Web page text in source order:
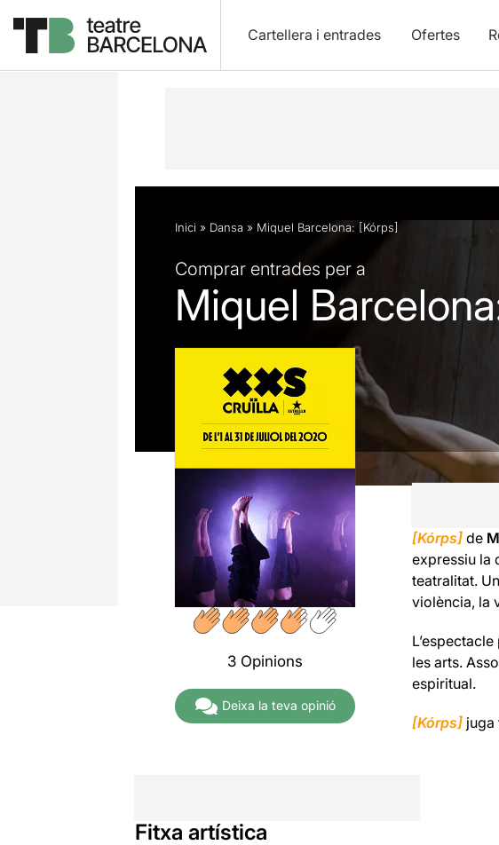
Cartellera i entrades Ofertes
Descripció Fitxa artística Fotos i vídeos
Inici » Dansa » Miquel Barcelona: [Kórps]
Comprar entrades per a
Miquel
3 Opinions
Deixa la teva opinió
[Kórps] de
expressiu la
teatralitat.
violència, la
les arts.
espiritual.
[Kórps]juga
Fitxa artística